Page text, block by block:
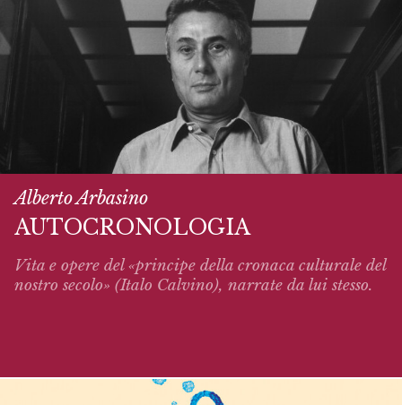
Alberto Arbasino
AUTOCRONOLOGIA
Vita e opere del «principe della cronaca culturale del
nostro secolo» (Italo Calvino), narrate da lui stesso.